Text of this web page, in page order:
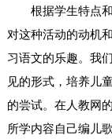
根据学生特点
对这种活动的动机
习语文的乐趣。我
见的形式，培养儿
的尝试。在人教网
所学内容自己编儿